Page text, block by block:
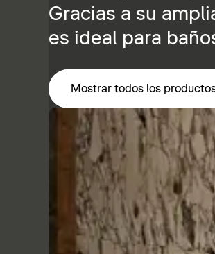
Gracias a su
es ideal para
Mostrar todos los